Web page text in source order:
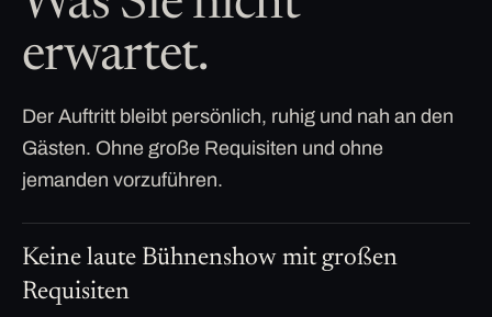
erwartet.
Der Auftritt bleibt persönlich, ruhig und nah an den
Gästen. Ohne große Requisiten und ohne
jemanden vorzuführen.
Keine laute Bühnenshow mit großen
Requisiten